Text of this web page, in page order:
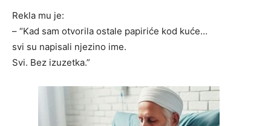
Rekla mu je:
– “Kad sam otvorila ostale papiriće kod kuće…
svi su napisali njezino ime.
Svi. Bez izuzetka.”